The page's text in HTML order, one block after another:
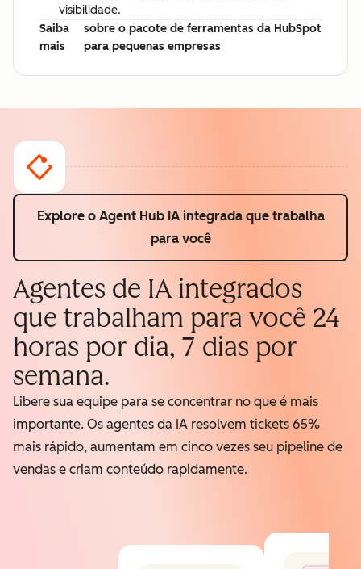
visibilidade.
Saiba
mais
sobre o pacote de ferramentas da HubSpot
para pequenas empresas
Explore o Agent Hub IA integrada que trabalha
para você
Agentes de IA integrados
que trabalham para você 24
horas por dia, 7 dias por
semana.
Libere sua equipe para se concentrar no que é mais
importante. Os agentes da IA resolvem tickets 65%
mais rápido, aumentam em cinco vezes seu pipeline de
vendas e criam conteúdo rapidamente.